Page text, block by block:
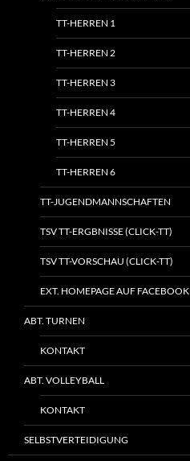
TT-HERREN 1
TT-HERREN 2
TT-HERREN 3
TT-HERREN 4
TT-HERREN 5
TT-HERREN 6
TT-JUGENDMANNSCHAFTEN
TSV TT-ERGBNISSE (CLICK-TT)
TSV TT-VORSCHAU (CLICK-TT)
EXT. HOMEPAGE AUF FACEBOOK
ABT. TURNEN
KONTAKT
ABT. VOLLEYBALL
KONTAKT
SELBSTVERTEIDIGUNG